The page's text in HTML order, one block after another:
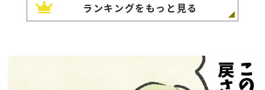
ランキングをもっと見る